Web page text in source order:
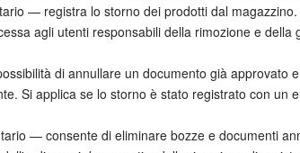
— registra lo storno dei prodotti dal magazzino.
agli utenti responsabili della rimozione e della
di annullare un documento già approvato
Si applica se lo storno è stato registrato con un
— consente di eliminare bozze e documenti